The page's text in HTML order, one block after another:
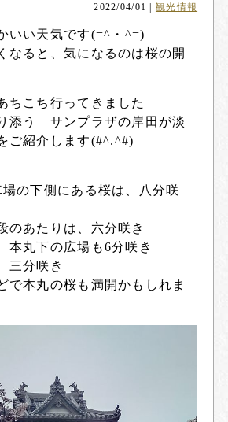
2022/04/01 観光情報
いい天気です(=^・^=)
なると、気になるのは桜の開
ちこち行ってきました
添う サンプラザの岸田が淡
ご紹介します(#^.^#)
の下側にある桜は、八分咲
のあたりは、六分咲き
本丸下の広場も6分咲き
三分咲き
で本丸の桜も満開かもしれま